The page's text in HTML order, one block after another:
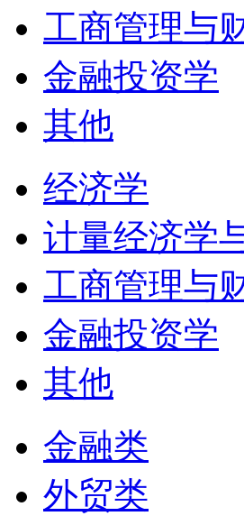
工商管理与
金融投资学
其他
经济学
计量经济学
工商管理与
金融投资学
其他
金融类
外贸类